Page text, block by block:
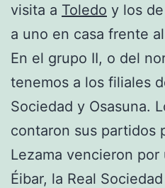
visita a Toledo y los
a uno en casa frente
En el grupo II, o del
tenemos a los filiales
Sociedad y Osasuna.
contaron sus partidos
Lezama vencieron
Éibar, la Real